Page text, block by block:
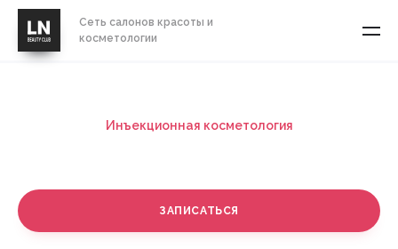
Сеть салонов красоты и
косметологии
Инъекционная косметология
ЗАПИСАТЬСЯ